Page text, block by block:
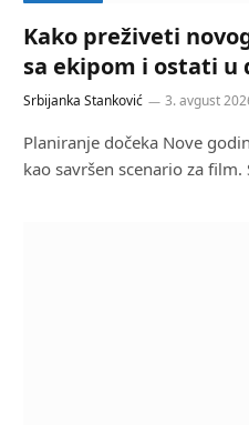
Kako preživeti
sa ekipom i ostati u
Srbijanka Stanković 3. avgust
Planiranje dočeka Nove
kao savršen scenario za film.